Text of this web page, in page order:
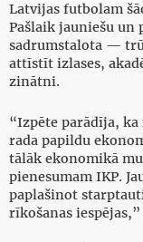
Latvijas futbolam
Pašlaik jauniešu
sadrumstalota —
attīstīt izlases,
zinātni.
“Izpēte parādīja,
rada papildu
tālāk ekonomikā
pienesumam IKP.
paplašinot
rīkošanas